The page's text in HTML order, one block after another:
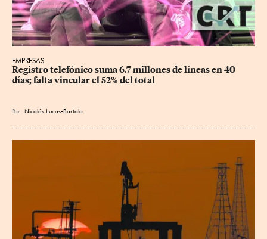
EMPRESAS
Registro telefónico suma 6.7 millones de líneas en 40
días; falta vincular el 52% del total
Por Nicolás Lucas-Bartolo